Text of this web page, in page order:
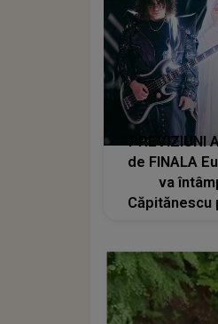
PREVIZIUNI
de FINALA
va
Căpitănescu
"Ne poate